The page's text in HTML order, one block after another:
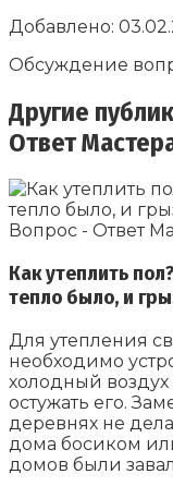
Добавлено:
Обсуждение
Другие
Ответ
Как утеплить
тепло было, и
Для утепления
необходимо
холодный воздух
остужать его.
деревнях не
дома босиком
домов были